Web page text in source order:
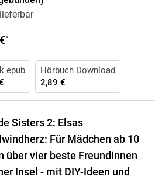
*
epub
Hörbuch Download
2,89 €
Sisters 2: Elsas
Für Mädchen ab 10
über vier beste Freundinnen
Insel - mit DIY-Ideen und